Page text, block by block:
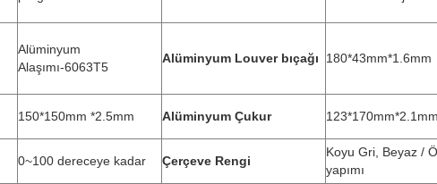
Alüminyum
Alaşımı-6063T5
Alüminyum Louver bıçağı 180*43mm*1.6mm
150*150mm *2.5mm Alüminyum Çukur
0~100 dereceye kadar Çerçeve Rengi
Koyu Gri, Beyaz /
yapımı